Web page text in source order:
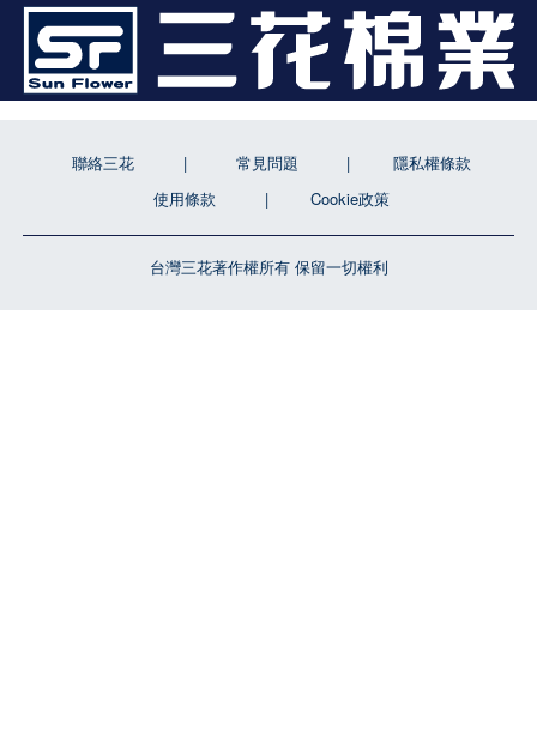
台灣三花著作權所有 保留一切權利
聯絡三花 常見問題
隱私權條款
使用條款
Cookie政策